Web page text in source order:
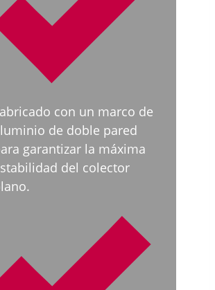
con un marco de
de doble pared
garantizar la máxima
del colector